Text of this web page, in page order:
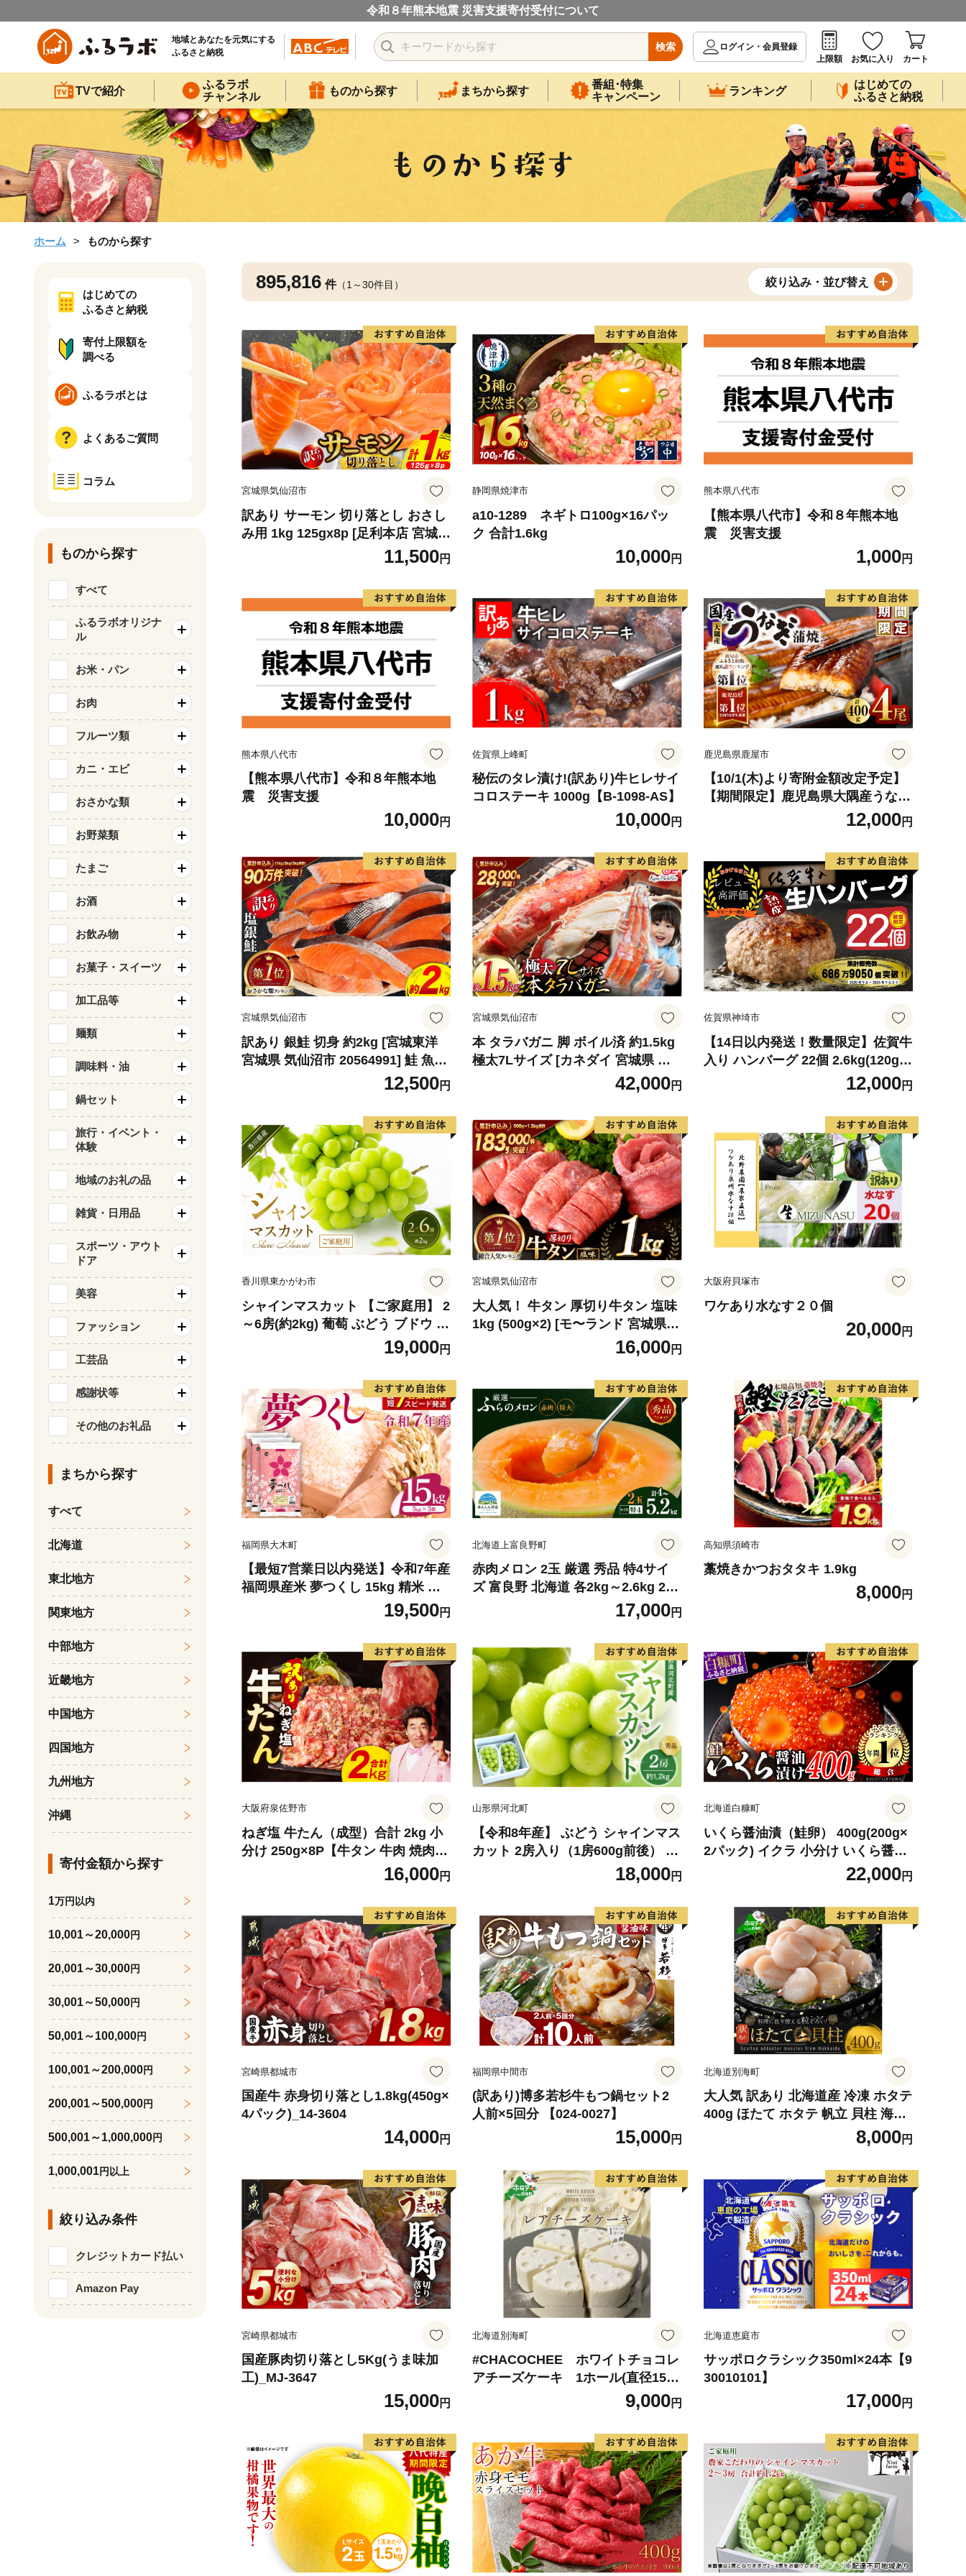
令和８年熊本地震 災害支援寄付受付について
地域とあなたを元気にする
ふるさと納税
検索
ログイン・会員登録
上限額
お気に入り カート
TVで紹介
ふるラボ
チャンネル
ものから探す まちから探す
番組･特集
キャンペーン
ランキング
はじめての
ふるさと納税
ホーム ものから探す
895,816 件（1～30件目） 絞り込み・並び替え
宮城県気仙沼市
訳あり サーモン 切り落とし おさし
み用 1kg 125gx8p [足利本店 宮城県
気仙沼市 20564313] 魚 魚介類 鮭 お
刺し身 刺し身 刺身 生 生食 個包装
チリ銀鮭 銀鮭 海鮮 海鮮丼 魚介
11,500円
静岡県焼津市
a10-1289 ネギトロ100g×16パッ
ク 合計1.6kg
10,000円
熊本県八代市
【熊本県八代市】令和８年熊本地
震 災害支援
1,000円
熊本県八代市
【熊本県八代市】令和８年熊本地
震 災害支援
10,000円
佐賀県上峰町
秘伝のタレ漬け!(訳あり)牛ヒレサイ
コロステーキ 1000g【B-1098-AS】
10,000円
鹿児島県鹿屋市
【10/1(木)より寄附金額改定予定】
【期間限定】鹿児島県大隅産うなぎ
蒲焼4尾（400g） KN007-023
12,000円
宮城県気仙沼市
訳あり 銀鮭 切身 約2kg [宮城東洋
宮城県 気仙沼市 20564991] 鮭 魚介
類 海鮮 訳アリ 規格外 不揃い さけ
サケ 鮭切身 シャケ 切り身 冷凍 家
庭用 おかず 弁当 支援 サーモン 銀
鮭切り身 魚 わけあり
12,500円
宮城県気仙沼市
本 タラバガニ 脚 ボイル済 約1.5kg
極太7Lサイズ [カネダイ 宮城県 気
仙沼市 20564326] カニ かに 蟹 たら
ばがに たらば蟹 タラバ蟹 たらば タ
42,000円
佐賀県神埼市
【14日以内発送！数量限定】佐賀牛
入り ハンバーグ 22個 2.6kg(120g×
22個)【佐賀牛 黒毛和牛 ブランド牛
九州 ハンバーグ 牛肉 豚肉 国産 お
弁当 おかず 惣菜 おすすめ 人気】(H
083106)
12,000円
香川県東かがわ市
シャインマスカット 【ご家庭用】 2
～6房(約2kg) 葡萄 ぶどう ブドウ フ
ルーツ 果物 くだもの 果実 旬の果物
旬のフルーツ 香川 香川県 東かがわ
19,000円
宮城県気仙沼市
大人気！ 牛タン 厚切り牛タン 塩味
1kg (500g×2) [モ〜ランド 宮城県
気仙沼市 20564660] 肉 牛肉 精肉 牛
たん 牛タン塩 牛たん塩 冷凍 焼肉 B
BQ アウトドア バーベキュー 厚切
り タン
16,000円
大阪府貝塚市
ワケあり水なす２０個
20,000円
福岡県大木町
【最短7営業日以内発送】令和7年産
福岡県産米 夢つくし 15kg 精米 ※
北海道・沖縄・離島は配送不可
19,500円
北海道上富良野町
赤肉メロン 2玉 厳選 秀品 特4サイ
ズ 富良野 北海道 各2kg～2.6kg 2玉
セット ファーム富良野 メロン めろ
ん 果物 くだもの フルーツ デザート
旬の果物 旬のフルーツ
17,000円
高知県須崎市
藁焼きかつおタタキ 1.9kg
8,000円
大阪府泉佐野市
ねぎ塩 牛たん（成型）合計 2kg 小
分け 250g×8P【牛タン 牛肉 焼肉用
薄切り 訳あり サイズ不揃い】
16,000円
山形県河北町
【令和8年産】 ぶどう シャインマス
カット 2房入り（1房600g前後） 秀
品 山形県河北町産【山形eLab】 ka
18,000円
北海道白糠町
いくら醤油漬（鮭卵） 400g(200g×
2パック) イクラ 小分け いくら醤油
漬 鮭いくら いくら醤油漬け 鮭 鮭卵
ikura 醤油いくら 冷凍いくら いく
ら北海道 醤油鮭いくら 人気 大好評
品 北海道 白糠町
22,000円
宮崎県都城市
国産牛 赤身切り落とし1.8kg(450g×
4パック)_14-3604
14,000円
福岡県中間市
(訳あり)博多若杉牛もつ鍋セット2
人前×5回分 【024-0027】
15,000円
北海道別海町
大人気 訳あり 北海道産 冷凍 ホタテ
400g ほたて ホタテ 帆立 貝柱 海鮮
魚介類 刺身 大粒 天然 海鮮 ランキ
ング 大人気 人気 おすすめ 訳あり
8,000円
宮崎県都城市
国産豚肉切り落とし5Kg(うま味加
工)_MJ-3647
15,000円
北海道別海町
#CHACOCHEE ホワイトチョコレ
アチーズケーキ 1ホール(直径15c
m)（北海道,別海町,チーズ,ちーず,
チーズケーキ,ふるさと納税）
9,000円
北海道恵庭市
サッポロクラシック350ml×24本【9
30010101】
17,000円
はじめての
ふるさと納税
寄付上限額を
調べる
ふるラボとは
よくあるご質問
コラム
ものから探す
すべて
ふるラボオリジナ
ル
お米・パン
お肉
フルーツ類
カニ・エビ
おさかな類
お野菜類
たまご
お酒
お飲み物
お菓子・スイーツ
加工品等
麺類
調味料・油
鍋セット
旅行・イベント・
体験
地域のお礼の品
雑貨・日用品
スポーツ・アウト
ドア
美容
ファッション
工芸品
感謝状等
その他のお礼品
まちから探す
すべて
北海道
東北地方
関東地方
中部地方
近畿地方
中国地方
四国地方
九州地方
沖縄
寄付金額から探す
1万円以内
10,001～20,000円
20,001～30,000円
30,001～50,000円
50,001～100,000円
100,001～200,000円
200,001～500,000円
500,001～1,000,000円
1,000,001円以上
絞り込み条件
クレジットカード払い
Amazon Pay